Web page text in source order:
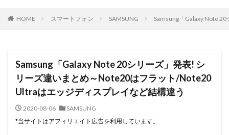
HOME スマートフォン SAMSUNG Samsung「Galaxy Note
Samsung「Galaxy Note 20シリーズ」発表! シ
リーズ違いまとめ～Note20はフラット/Note20
Ultraはエッジディスプレイなど結構違う
2020-08-06
SAMSUNG
*当サイトはアフィリエイト広告を利用しています。